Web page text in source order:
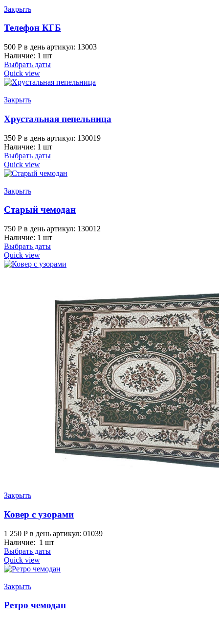
Закрыть
Телефон КГБ
500 Р в день артикул: 13003
Наличие: 1 шт
Выбрать даты
Quick view
Закрыть
Хрустальная пепельница
350 Р в день артикул: 130019
Наличие: 1 шт
Выбрать даты
Quick view
Закрыть
Старый чемодан
750 Р в день артикул: 130012
Наличие: 1 шт
Выбрать даты
Quick view
Закрыть
Ковер с узорами
1 250 Р в день артикул: 01039
Наличие: 1 шт
Выбрать даты
Quick view
Закрыть
Ретро чемодан